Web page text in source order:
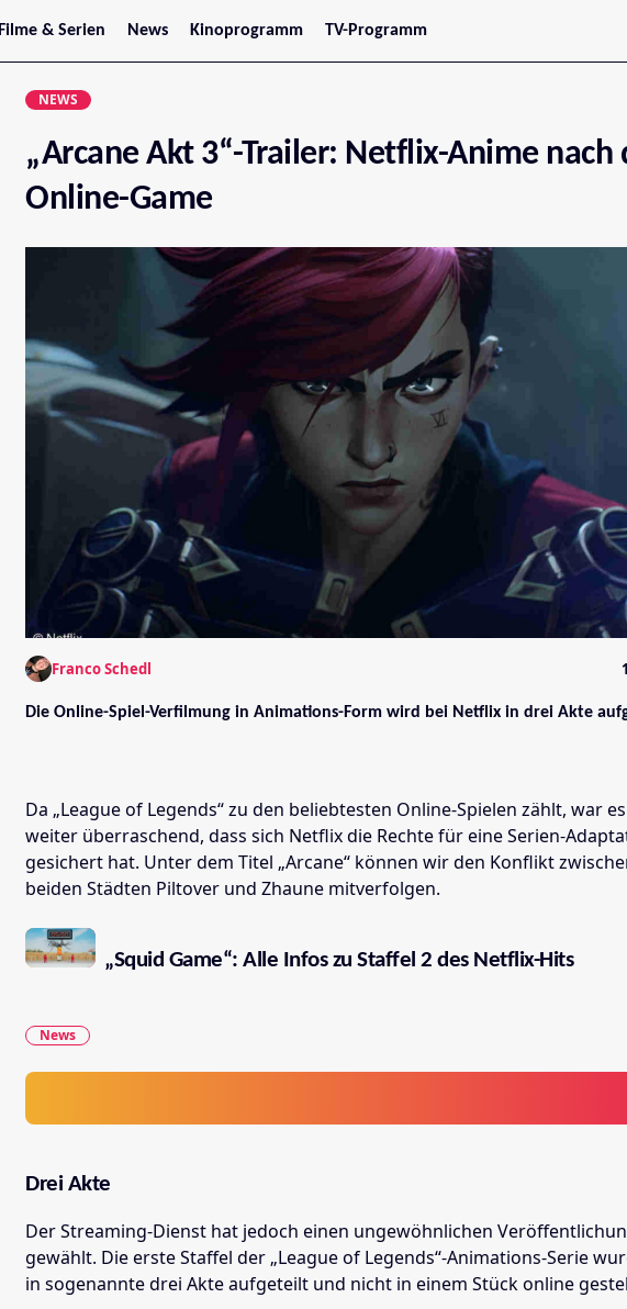
Filme & Serien
Trailer
Filmarchiv
News
Stars
Kinoprogramm
Jetzt im Kino
Oberösterreich
Steiermark
Burgenland
Kärnten
Tirol
Vorarlberg
TV-Programm
NEWS
„Arcane Akt 3“-Trailer: Netflix-Anime nach
Online-Game
Franco Schedl
Die Online-Spiel-Verfilmung in Animations-Form wird bei Netflix in drei Akte
Da „League of Legends“ zu den beliebtesten Online-Spielen zählt, war
weiter überraschend, dass sich Netflix die Rechte für eine Serien-
gesichert hat. Unter dem Titel „Arcane“ können wir den Konflikt
beiden Städten Piltover und Zhaune mitverfolgen.
„Squid Game“: Alle Infos zu Staffel 2 des Netflix-Hits
News
Drei Akte
Der Streaming-Dienst hat jedoch einen ungewöhnlichen
gewählt. Die erste Staffel der „League of Legends“-Animations-Serie
in sogenannte drei Akte aufgeteilt und nicht in einem Stück online